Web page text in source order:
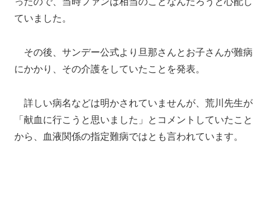
ていました。
その後、サンデー公式より旦那さんとお子さんが難病
にかかり、その介護をしていたことを発表。
詳しい病名などは明かされていませんが、荒川先生が
「献血に行こうと思いました」とコメントしていたこと
から、血液関係の指定難病ではとも言われています。